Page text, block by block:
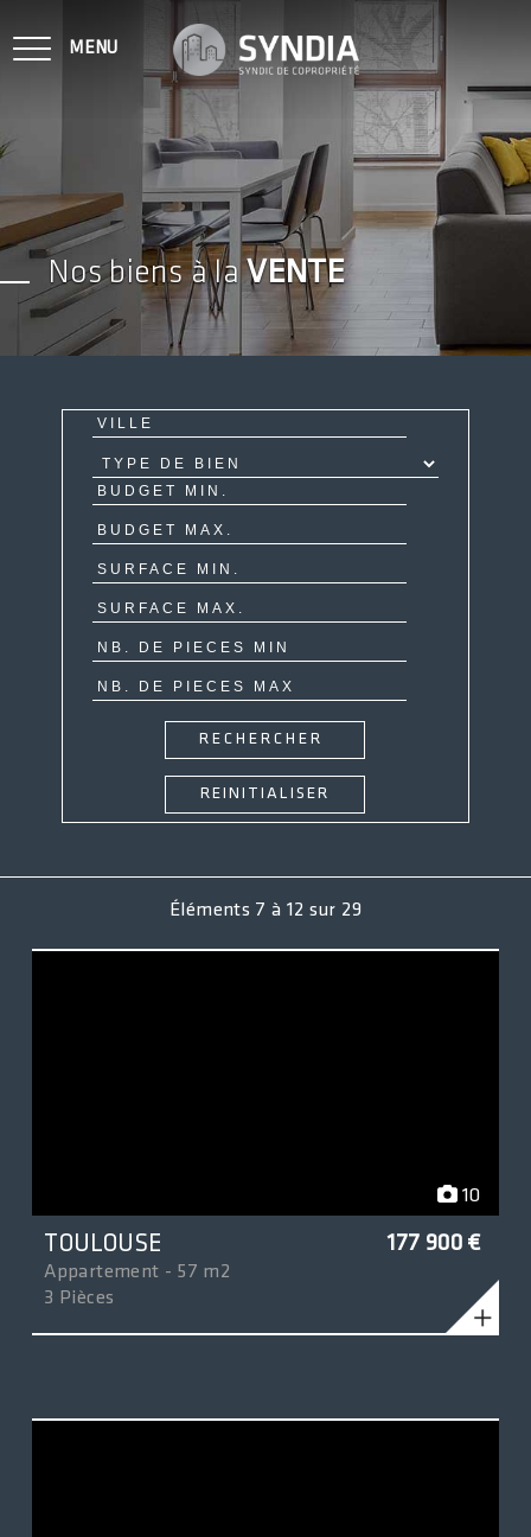
MENU
NOTRE MÉTIER
VENDU SUR VOS COPROPRIÉTÉS
CONTACT
ACCÈS CLIENT
Nos biens à laVENTE
Éléments 7 à 12 sur 29
TOULOUSE 177 900 €
Appartement - 57 m2
3 Pièces
10